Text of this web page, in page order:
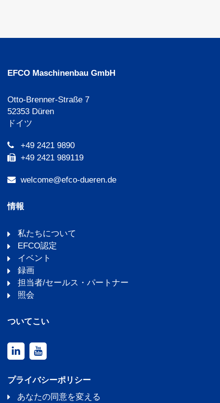
EFCO Maschinenbau GmbH
Otto-Brenner-Straße 7
52353 Düren
ドイツ
+49 2421 9890
+49 2421 989119
welcome@efco-dueren.de
情報
私たちについて
EFCO認定
イベント
録画
担当者/セールス・パートナー
照会
ついてこい
プライバシーポリシー
あなたの同意を変える